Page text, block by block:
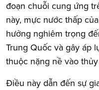
đoạn chuỗi cung ứng
này, mực nước thấp
hưởng nghiêm trọng
Trung Quốc và gây áp
thuộc nặng nề vào
Điều này dẫn đến sự